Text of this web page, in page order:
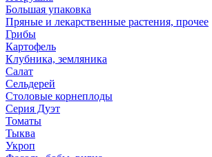
Большая упаковка
Пряные и лекарственные растения, прочее
Грибы
Картофель
Клубника, земляника
Салат
Сельдерей
Столовые корнеплоды
Серия Дуэт
Томаты
Тыква
Укроп